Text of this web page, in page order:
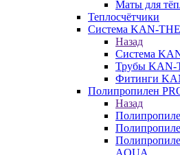
Маты для
Теплосчётчики
Система KAN-
Назад
Система
Трубы KAN-
Фитинги
Полипропилен
Назад
AQUA